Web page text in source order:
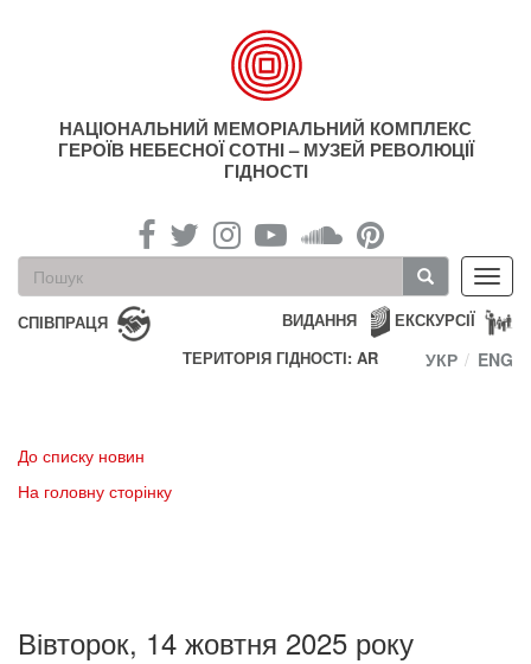
НАЦІОНАЛЬНИЙ МЕМОРІАЛЬНИЙ КОМПЛЕКС
ГЕРОЇВ НЕБЕСНОЇ СОТНІ – МУЗЕЙ РЕВОЛЮЦІЇ
ГІДНОСТІ
Пошукова
форма
Пошук
СПІВПРАЦЯ ЕКСКУРСІЇ
ВИДАННЯ
ТЕРИТОРІЯ ГІДНОСТІ: AR
УКР ENG
До списку новин
На головну сторінку
Вівторок, 14 жовтня 2025 року